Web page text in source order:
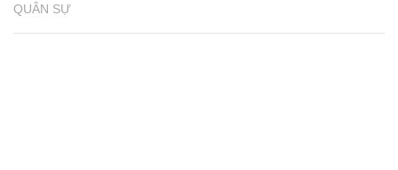
QUÂN SỰ